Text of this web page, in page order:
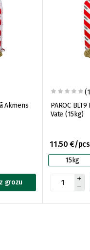
Akmens
grozu
PAROC
Vate (15kg)
11.50 €/pcs
15kg